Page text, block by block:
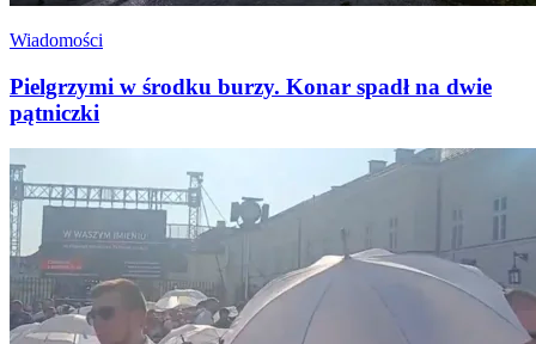
Wiadomości
Pielgrzymi w środku burzy. Konar spadł na dwie
pątniczki